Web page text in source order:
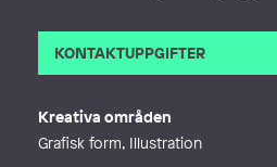
KONTAKTUPPGIFTER
Kreativa områden
Grafisk form, Illustration